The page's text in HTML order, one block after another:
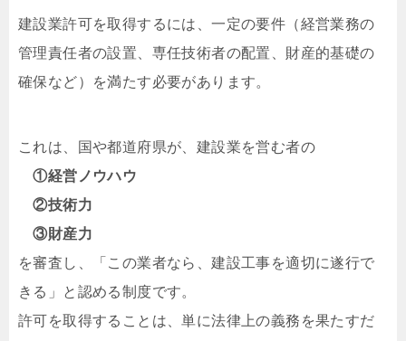
建設業許可を取得するには、一定の要件（経営業務の
管理責任者の設置、専任技術者の配置、財産的基礎の
確保など）を満たす必要があります。
これは、国や都道府県が、建設業を営む者の
①経営ノウハウ
②技術力
③財産力
を審査し、「この業者なら、建設工事を適切に遂行で
きる」と認める制度です。
許可を取得することは、単に法律上の義務を果たすだ